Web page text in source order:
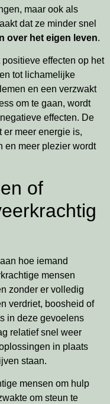
maar ook als
dat ze minder snel
over het eigen leven.
effecten op het
tot lichamelijke
en een verzwakt
om te gaan, wordt
effecten. De
er meer energie is,
en meer plezier wordt
of
hoe iemand
mensen
zonder er volledig
verdriet, boosheid of
in deze gevoelens
relatief snel weer
in plaats
staan.
mensen om hulp
om steun te